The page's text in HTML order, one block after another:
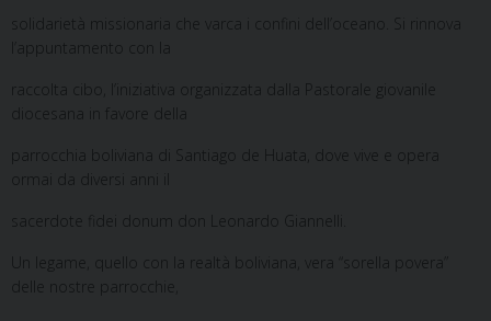
solidarietà missionaria che varca i confini dell’oceano. Si rinnova
l’appuntamento con la
raccolta cibo, l’iniziativa organizzata dalla Pastorale giovanile
diocesana in favore della
parrocchia boliviana di Santiago de Huata, dove vive e opera
ormai da diversi anni il
sacerdote fidei donum don Leonardo Giannelli.
Un legame, quello con la realtà boliviana, vera “sorella povera”
delle nostre parrocchie,